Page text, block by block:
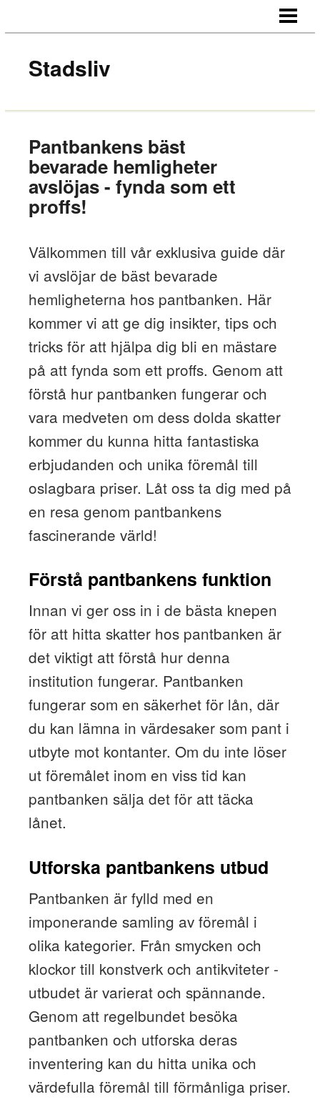
KONTAKT
Stadsliv
Pantbankens bäst
bevarade hemligheter
avslöjas - fynda som ett
proffs!
Välkommen till vår exklusiva guide där
vi avslöjar de bäst bevarade
hemligheterna hos pantbanken. Här
kommer vi att ge dig insikter, tips och
tricks för att hjälpa dig bli en mästare
på att fynda som ett proffs. Genom att
förstå hur pantbanken fungerar och
vara medveten om dess dolda skatter
kommer du kunna hitta fantastiska
erbjudanden och unika föremål till
oslagbara priser. Låt oss ta dig med på
en resa genom pantbankens
fascinerande värld!
Förstå pantbankens funktion
Innan vi ger oss in i de bästa knepen
för att hitta skatter hos pantbanken är
det viktigt att förstå hur denna
institution fungerar. Pantbanken
fungerar som en säkerhet för lån, där
du kan lämna in värdesaker som pant i
utbyte mot kontanter. Om du inte löser
ut föremålet inom en viss tid kan
pantbanken sälja det för att täcka
lånet.
Utforska pantbankens utbud
Pantbanken är fylld med en
imponerande samling av föremål i
olika kategorier. Från smycken och
klockor till konstverk och antikviteter -
utbudet är varierat och spännande.
Genom att regelbundet besöka
pantbanken och utforska deras
inventering kan du hitta unika och
värdefulla föremål till förmånliga priser.